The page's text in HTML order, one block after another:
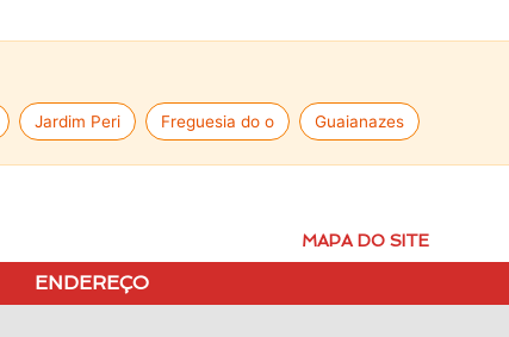
Jardim Peri Freguesia do o Guaianazes
MAPA DO SITE
ENDEREÇO